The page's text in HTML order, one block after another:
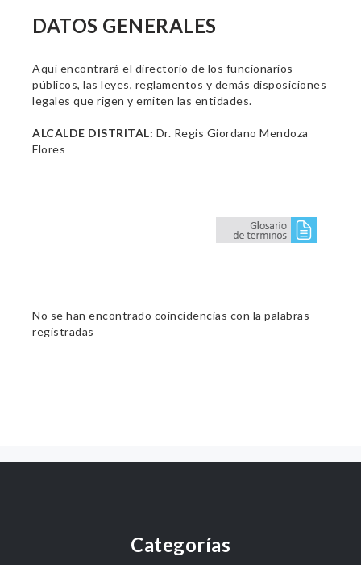
DATOS GENERALES
Aquí encontrará el directorio de los funcionarios
públicos, las leyes, reglamentos y demás disposiciones
legales que rigen y emiten las entidades.
ALCALDE DISTRITAL: Dr. Regis Giordano Mendoza
Flores
No se han encontrado coincidencias con la palabras
registradas
Categorías